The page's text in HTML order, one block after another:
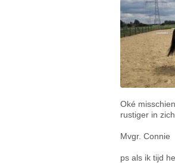
Oké
rustiger in
Mvgr. Connie
ps als ik tijd